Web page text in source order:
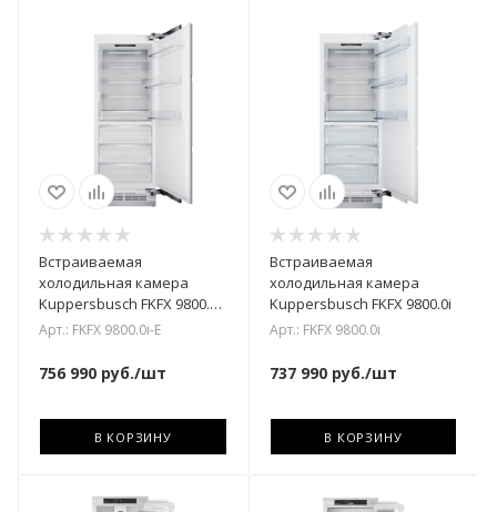
Встраиваемая
холодильная камера
Kuppersbusch FKFX 9800.0i
-E С дверью из
Арт.: FKFX 9800.0i-E
756 990 руб./шт
В КОРЗИНУ
Встраиваемая
холодильная камера
Kuppersbusch FKFX 9800.0i
Арт.: FKFX 9800.0i
737 990руб./шт
В КОРЗИНУ